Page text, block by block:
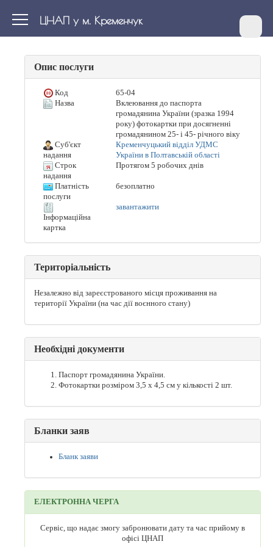
ЦНАП у м. Кременчук
Опис послуги
Код
65-04
Назва
Вклеювання до паспорта
громадянина України (зразка 1994
року) фотокартки при досягненні
громадянином 25- і 45- річного віку
Суб'єкт
надання
Кременчуцький відділ УДМС
України в Полтавській області
Строк
надання
Протягом 5 робочих днів
Платність
послуги
безоплатно
Інформаційна
картка
завантажити
Територіальність
Незалежно від зареєстрованого місця проживання на
території України (на час дії воєнного стану)
Необхідні документи
Паспорт громадянина України.
Фотокартки розміром 3,5 х 4,5 см у кількості 2 шт.
Бланки заяв
Бланк заяви
ЕЛЕКТРОННА ЧЕРГА
Сервіс, що надає змогу забронювати дату та час прийому в
офісі ЦНАП